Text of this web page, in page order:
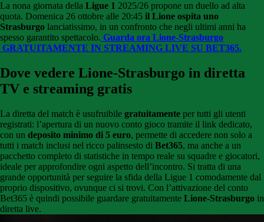
La nona giornata della Ligue 1 2025/26 propone un duello ad alta
quota. Domenica 26 ottobre alle 20:45 il Lione ospita uno
Strasburgo lanciatissimo, in un confronto che negli ultimi anni ha
spesso garantito spettacolo. Guarda ora Lione-Strasburgo
GRATUITAMENTE IN STREAMING LIVE SU BET365.
Dove vedere Lione-Strasburgo in diretta
TV e streaming gratis
La diretta del match è usufruibile gratuitamente per tutti gli utenti
registrati: l’apertura di un nuovo conto gioco tramite il link dedicato,
con un deposito minimo di 5 euro, permette di accedere non solo a
tutti i match inclusi nel ricco palinsesto di Bet365, ma anche a un
pacchetto completo di statistiche in tempo reale su squadre e giocatori,
ideale per approfondire ogni aspetto dell’incontro. Si tratta di una
grande opportunità per seguire la sfida della Ligue 1 comodamente dal
proprio dispositivo, ovunque ci si trovi. Con l’attivazione del conto
Bet365 è quindi possibile guardare gratuitamente Lione-Strasburgo in
diretta live.